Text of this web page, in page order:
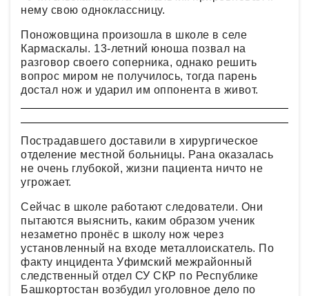
нему свою одноклассницу.
Поножовщина произошла в школе в селе
Кармаскалы. 13-летний юноша позвал на
разговор своего соперника, однако решить
вопрос миром не получилось, тогда парень
достал нож и ударил им оппонента в живот.
Пострадавшего доставили в хирургическое
отделение местной больницы. Рана оказалась
не очень глубокой, жизни пациента ничто не
угрожает.
Сейчас в школе работают следователи. Они
пытаются выяснить, каким образом ученик
незаметно пронёс в школу нож через
установленный на входе металлоискатель. По
факту инцидента Уфимский межрайонный
следственный отдел СУ СКР по Республике
Башкортостан возбудил уголовное дело по